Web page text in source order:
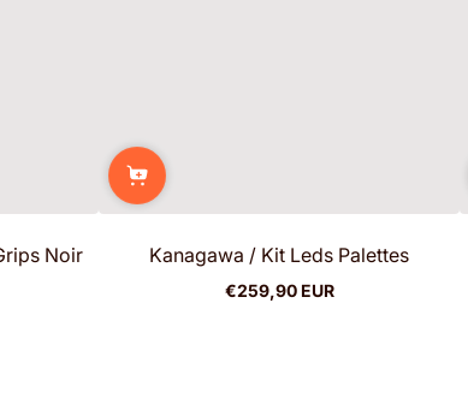
Noir Kanagawa / Kit Leds Palettes
Prix
€259,90 EUR